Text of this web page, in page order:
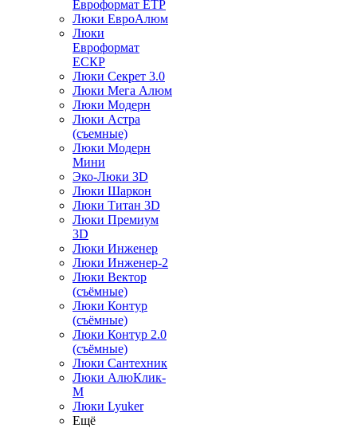
Евроформат ЕТР
Люки ЕвроАлюм
Люки
Евроформат
ЕСКР
Люки Секрет 3.0
Люки Мега Алюм
Люки Модерн
Люки Астра
(съемные)
Люки Модерн
Мини
Эко-Люки 3D
Люки Шаркон
Люки Титан 3D
Люки Премиум
3D
Люки Инженер
Люки Инженер-2
Люки Вектор
(съёмные)
Люки Контур
(съёмные)
Люки Контур 2.0
(съёмные)
Люки Сантехник
Люки АлюКлик-
М
Люки Lyuker
Ещё